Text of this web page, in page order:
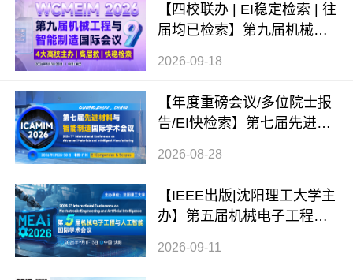
【四校联办 | EI稳定检索 | 往
届均已检索】第九届机械工
MEIM 2026）
2026-09-18
【年度重磅会议/多位院士报
告/EI快检索】第七届先进材
2026-08-28
【IEEE出版|沈阳理工大学主
办】第五届机械电子工程与
2026-09-11